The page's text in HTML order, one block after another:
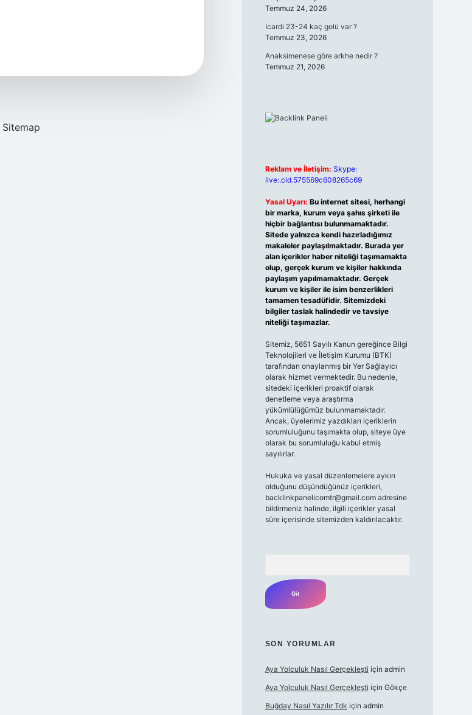
Sitemap
Temmuz 24, 2026
Icardi 23-24 kaç golü var ?
Temmuz 23, 2026
Anaksimenese göre arkhe nedir ?
Temmuz 21, 2026
Reklam ve İletişim: Skype:
live:.cid.575569c608265c69
Yasal Uyarı: Bu internet sitesi, herhangi
bir marka, kurum veya şahıs şirketi ile
hiçbir bağlantısı bulunmamaktadır.
Sitede yalnızca kendi hazırladığımız
makaleler paylaşılmaktadır. Burada yer
alan içerikler haber niteliği taşımamakta
olup, gerçek kurum ve kişiler hakkında
paylaşım yapılmamaktadır. Gerçek
kurum ve kişiler ile isim benzerlikleri
tamamen tesadüfidir. Sitemizdeki
bilgiler taslak halindedir ve tavsiye
niteliği taşımazlar.
Sitemiz, 5651 Sayılı Kanun gereğince Bilgi
Teknolojileri ve İletişim Kurumu (BTK)
tarafından onaylanmış bir Yer Sağlayıcı
olarak hizmet vermektedir. Bu nedenle,
sitedeki içerikleri proaktif olarak
denetleme veya araştırma
yükümlülüğümüz bulunmamaktadır.
Ancak, üyelerimiz yazdıkları içeriklerin
sorumluluğunu taşımakta olup, siteye üye
olarak bu sorumluluğu kabul etmiş
sayılırlar.
Hukuka ve yasal düzenlemelere aykırı
olduğunu düşündüğünüz içerikleri,
backlinkpanelicomtr@gmail.com adresine
bildirmeniz halinde, ilgili içerikler yasal
süre içerisinde sitemizden kaldırılacaktır.
SON YORUMLAR
Aya Yolculuk Nasıl Gerçekleşti için admin
Aya Yolculuk Nasıl Gerçekleşti için Gökçe
Buğday Nasıl Yazılır Tdk için admin